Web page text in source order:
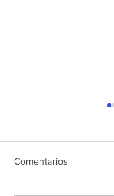
Comentarios